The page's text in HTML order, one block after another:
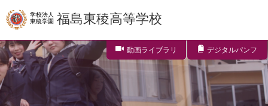
学校法人
東稜学園 福島東稜高等学校
動画ライブラリ デジタルパンフ